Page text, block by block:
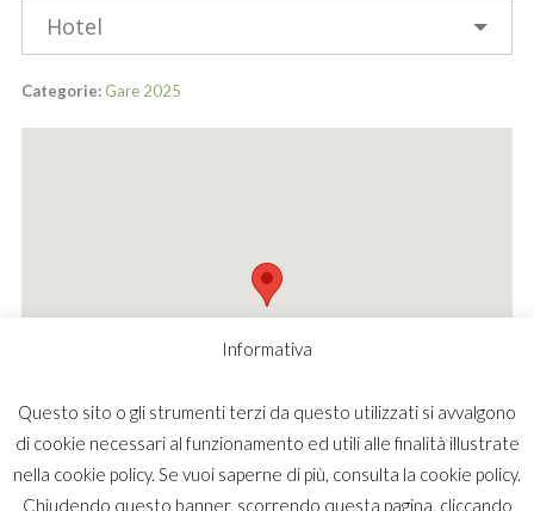
Hotel
Categorie: Gare 2025
Informativa
Questo sito o gli strumenti terzi da questo utilizzati si avvalgono
di cookie necessari al funzionamento ed utili alle finalità illustrate
nella cookie policy. Se vuoi saperne di più, consulta la cookie policy.
Chiudendo questo banner, scorrendo questa pagina, cliccando